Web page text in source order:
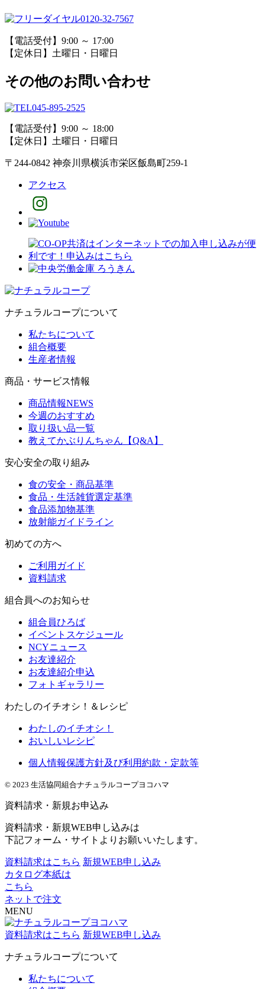
0120-32-7567
【電話受付】9:00 ～ 17:00
【定休日】土曜日・日曜日
その他のお問い合わせ
045-895-2525
【電話受付】9:00 ～ 18:00
【定休日】土曜日・日曜日
〒244-0842 神奈川県横浜市栄区飯島町259-1
アクセス
ナチュラルコープについて
私たちについて
組合概要
生産者情報
商品・サービス情報
商品情報NEWS
今週のおすすめ
取り扱い品一覧
教えてかぶりんちゃん【Q&A】
安心安全の取り組み
食の安全・商品基準
食品・生活雑貨選定基準
食品添加物基準
放射能ガイドライン
初めての方へ
ご利用ガイド
資料請求
組合員へのお知らせ
組合員ひろば
イベントスケジュール
NCYニュース
お友達紹介
お友達紹介申込
フォトギャラリー
わたしのイチオシ！＆レシピ
わたしのイチオシ！
おいしいレシピ
個人情報保護方針及び利用約款・定款等
© 2023 生活協同組合ナチュラルコープヨコハマ
資料請求・新規お申込み
資料請求・新規WEB申し込みは
下記フォーム・サイトよりお願いいたします。
資料請求はこちら 新規WEB申し込み
カタログ本紙は
こちら
ネットで注文
MENU
資料請求はこちら 新規WEB申し込み
ナチュラルコープについて
私たちについて